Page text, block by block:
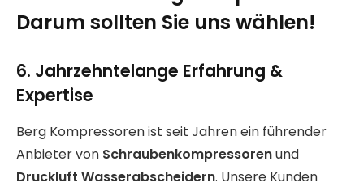
Darum sollten Sie uns wählen!
6. Jahrzehntelange Erfahrung &
Expertise
Berg Kompressoren ist seit Jahren ein führender
Anbieter von Schraubenkompressorenund
Druckluft Wasserabscheidern. Unsere Kunden